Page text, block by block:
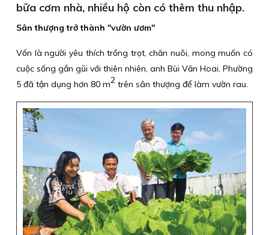
bữa cơm nhà, nhiều hộ còn có thêm thu nhập.
Sân thượng trở thành "vườn ươm"
Vốn là người yêu thích trồng trọt, chăn nuôi, mong muốn có
cuộc sống gần gũi với thiên nhiên, anh Bùi Văn Hoai, Phường
5 đã tận dụng hơn 80 m2 trên sân thượng để làm vườn rau.